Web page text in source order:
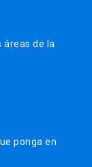
áreas de la
ponga en